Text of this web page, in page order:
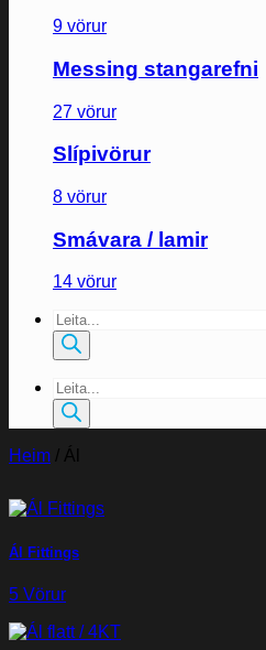
9 vörur
Messing stangarefni
27 vörur
Slípivörur
8 vörur
Smávara / lamir
14 vörur
Products
search
Products
search
Heim / Ál
Ál Fittings
5 Vörur